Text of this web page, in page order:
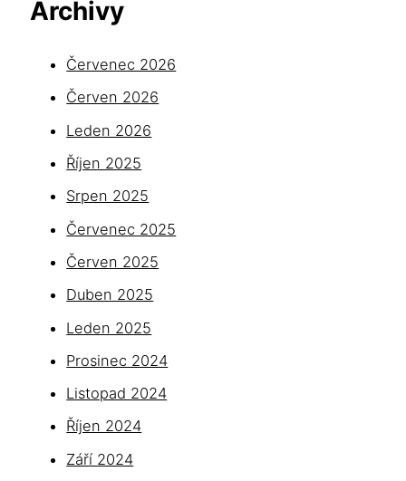
Archivy
Červenec 2026
Červen 2026
Leden 2026
Říjen 2025
Srpen 2025
Červenec 2025
Červen 2025
Duben 2025
Leden 2025
Prosinec 2024
Listopad 2024
Říjen 2024
Září 2024